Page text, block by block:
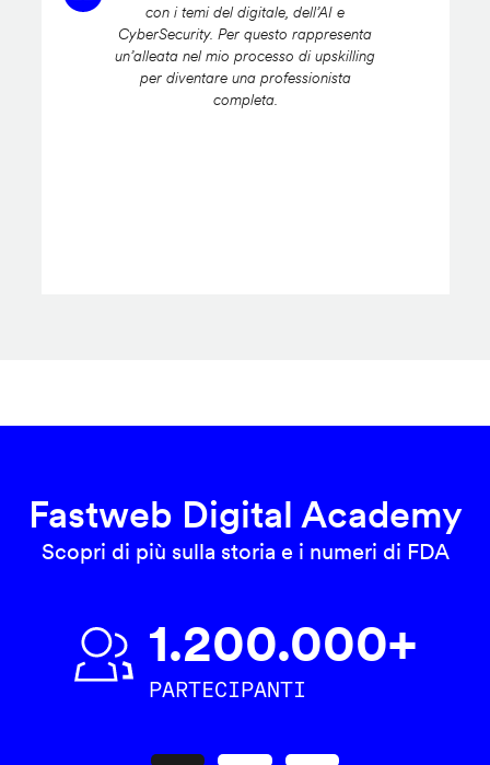
con i temi del digitale, dell’AI e
CyberSecurity. Per questo rappresenta
un’alleata nel mio processo di upskilling
per diventare una professionista
completa.
Fastweb Digital Academy
Scopri di più sulla storia e i numeri di FDA
1.200.000+
PARTECIPANTI